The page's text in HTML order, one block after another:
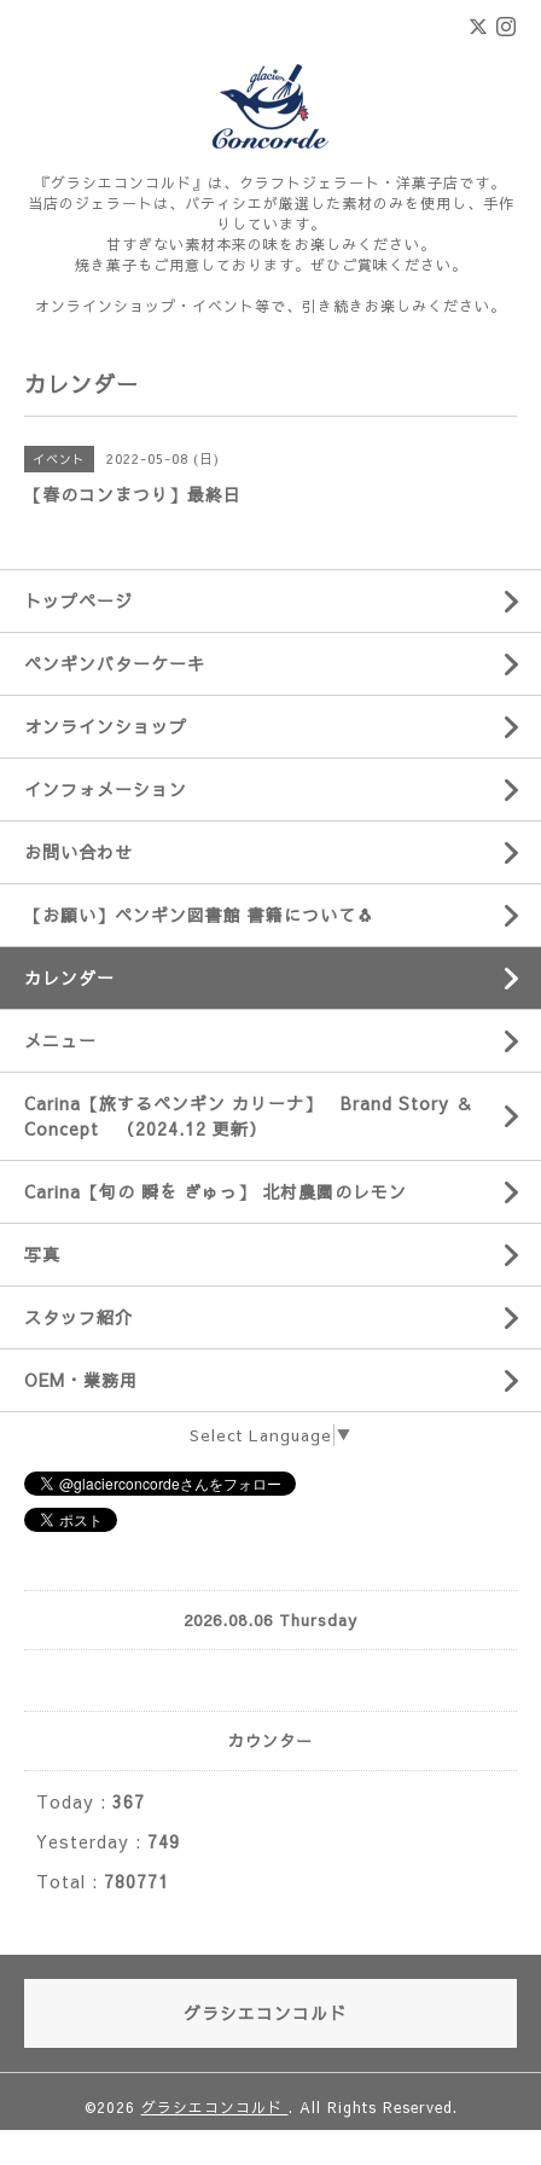
『グラシエコンコルド』は、クラフトジェラート・洋菓子店です。
当店のジェラートは、パティシエが厳選した素材のみを使用し、手作
りしています。
甘すぎない素材本来の味をお楽しみください。
焼き菓子もご用意しております。ぜひご賞味ください。
オンラインショップ・イベント等で、引き続きお楽しみください。
カレンダー
イベント 2022-05-08 (日)
【春のコンまつり】最終日
トップページ
ペンギンバターケーキ
オンラインショップ
インフォメーション
お問い合わせ
【お願い】ペンギン図書館 書籍について🐧
カレンダー
メニュー
Carina【旅するペンギン カリーナ】 Brand Story ＆
Concept （2024.12 更新）
Carina【旬の 瞬を ぎゅっ】 北村農園のレモン
写真
スタッフ紹介
OEM・業務用
Select Language ▼
2026.08.06 Thursday
カウンター
Today : 367
Yesterday : 749
Total : 780771
グラシエコンコルド
©2026 グラシエコンコルド . All Rights Reserved.